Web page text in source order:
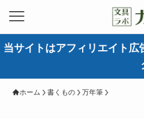
当サイトはアフィリエイト広
ホーム 書くもの 万年筆